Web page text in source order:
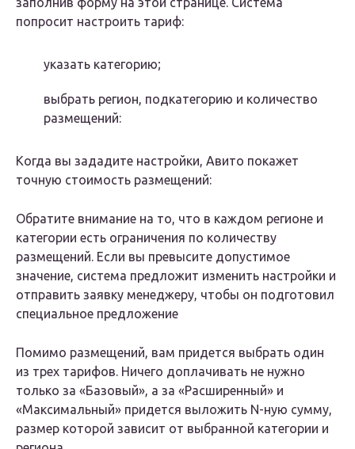
попросит настроить тариф:
указать категорию;
выбрать регион, подкатегорию и количество
размещений:
Когда вы зададите настройки, Авито покажет
точную стоимость размещений:
Обратите внимание на то, что в каждом регионе и
категории есть ограничения по количеству
размещений. Если вы превысите допустимое
значение, система предложит изменить настройки и
отправить заявку менеджеру, чтобы он подготовил
специальное предложение
Помимо размещений, вам придется выбрать один
из трех тарифов. Ничего доплачивать не нужно
только за «Базовый», а за «Расширенный» и
«Максимальный» придется выложить N-ную сумму,
размер которой зависит от выбранной категории и